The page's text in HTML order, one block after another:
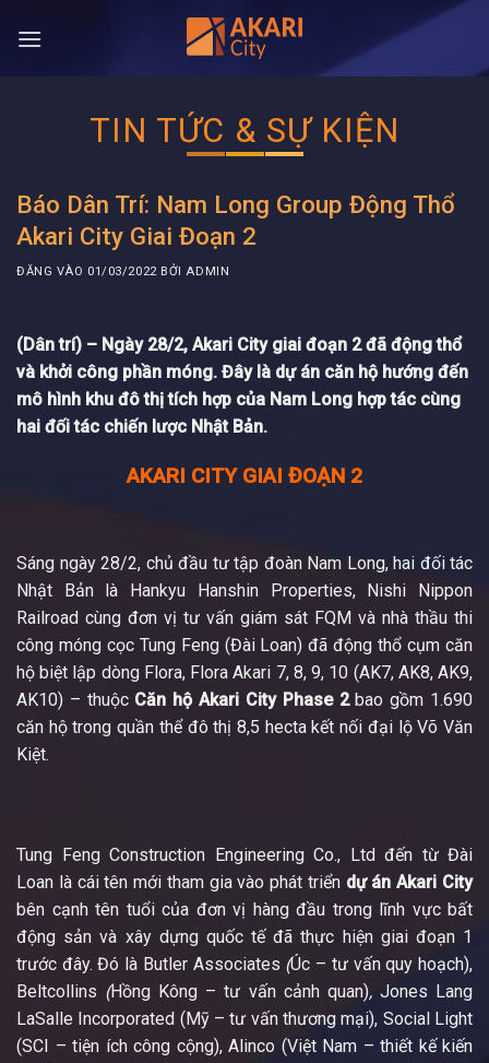
qua
TIN TỨC & SỰ KIỆN
Báo Dân Trí: Nam Long Group Động Thổ
Akari City Giai Đoạn 2
ĐĂNG VÀO 01/03/2022 BỞIADMIN
(Dân trí) – Ngày 28/2, Akari Citygiai đoạn 2 đã động thổ
và khởi công phần móng. Đây là dự án căn hộ hướng đến
mô hình khu đô thị tích hợp của Nam Long hợp tác cùng
hai đối tác chiến lược Nhật Bản.
AKARI CITY GIAI ĐOẠN 2
Sáng ngày 28/2, chủ đầu tư tập đoàn Nam Long, hai đối tác
Nhật Bản là Hankyu Hanshin Properties, Nishi Nippon
Railroad cùng đơn vị tư vấn giám sát FQM và nhà thầu thi
công móng cọc Tung Feng (Đài Loan) đã động thổ cụm căn
hộ biệt lập dòng Flora, Flora Akari 7, 8, 9, 10 (AK7, AK8, AK9,
AK10) – thuộc Căn hộ Akari City Phase 2bao gồm 1.690
căn hộ trong quần thể đô thị 8,5 hecta kết nối đại lộ Võ Văn
Kiệt.
Tung Feng Construction Engineering Co., Ltd đến từ Đài
Loan là cái tên mới tham gia vào phát triển dự án Akari City
bên cạnh tên tuổi của đơn vị hàng đầu trong lĩnh vực bất
động sản và xây dựng quốc tế đã thực hiện giai đoạn 1
trước đây. Đó là Butler Associates (Úc – tư vấn quy hoạch),
Beltcollins (Hồng Kông – tư vấn cảnh quan),Jones Lang
LaSalle Incorporated (Mỹ – tư vấn thương mại), Social Light
(SCI – tiện ích công cộng), Alinco (Việt Nam – thiết kế kiến